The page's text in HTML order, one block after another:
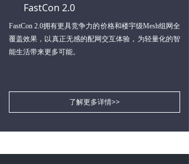
FastCon 2.0
FastCon 2.0拥有更具竞争力的价格和楼宇级Mesh组网全
覆盖效果，以真正无感的配网交互体验，为轻量化的智
能生活带来更多可能。
了解更多详情>>